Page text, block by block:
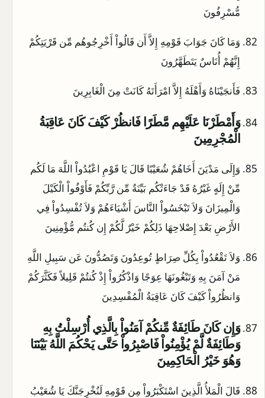
مُّسْرِفُونَ
وَمَا كَانَ جَوَابَ قَوْمِهِ إِلاَّ أَن قَالُواْ أَخْرِجُوهُم مِّن قَرْيَتِكُمْ
إِنَّهُمْ أُنَاسٌ يَتَطَهَّرُونَ
فَأَنجَيْنَاهُ وَأَهْلَهُ إِلاَّ امْرَأَتَهُ كَانَتْ مِنَ الْغَابِرِينَ
وَأَمْطَرْنَا عَلَيْهِم مَّطَرًا فَانظُرْ كَيْفَ كَانَ عَاقِبَةُ
الْمُجْرِمِينَ
وَإِلَى مَدْيَنَ أَخَاهُمْ شُعَيْبًا قَالَ يَا قَوْمِ اعْبُدُواْ اللَّهَ مَا لَكُم
مِّنْ إِلَهٍ غَيْرُهُ قَدْ جَاءَتْكُم بَيِّنَةٌ مِّن رَّبِّكُمْ فَأَوْفُواْ الْكَيْلَ
وَالْمِيزَانَ وَلاَ تَبْخَسُواْ النَّاسَ أَشْيَاءَهُمْ وَلاَ تُفْسِدُواْ فِي
الأَرْضِ بَعْدَ إِصْلاحِهَا ذَلِكُمْ خَيْرٌ لَّكُمْ إِن كُنتُم مُّؤْمِنِينَ
وَلاَ تَقْعُدُواْ بِكُلِّ صِرَاطٍ تُوعِدُونَ وَتَصُدُّونَ عَن سَبِيلِ اللَّهِ
مَنْ آمَنَ بِهِ وَتَبْغُونَهَا عِوَجًا وَاذْكُرُواْ إِذْ كُنتُمْ قَلِيلاً فَكَثَّرَكُمْ
وَانظُرُواْ كَيْفَ كَانَ عَاقِبَةُ الْمُفْسِدِينَ
وَإِن كَانَ طَائِفَةٌ مِّنكُمْ آمَنُواْ بِالَّذِي أُرْسِلْتُ بِهِ
وَطَائِفَةٌ لَّمْ يُؤْمِنُواْ فَاصْبِرُواْ حَتَّى يَحْكُمَ اللَّهُ بَيْنَنَا
وَهُوَ خَيْرُ الْحَاكِمِينَ
قَالَ الْمَلأُ الَّذِينَ اسْتَكْبَرُواْ مِن قَوْمِهِ لَنُخْرِجَنَّكَ يَا شُعَيْبُ